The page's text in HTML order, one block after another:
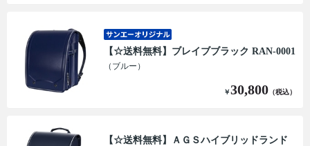
【☆送料無料】ブレイブブラック RAN-0001
（ブルー）
￥30,800 （税込）
【☆送料無料】ＡＧＳハイブリッドランド